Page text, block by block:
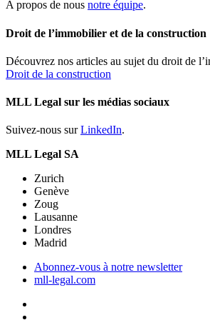
A propos de nous notre équipe.
Droit de l’immobilier et de la construction
Découvrez nos articles au sujet du droit de
Droit de la construction
MLL Legal sur les médias sociaux
Suivez-nous surLinkedIn.
MLL Legal SA
Zurich
Genève
Zoug
Lausanne
Londres
Madrid
Abonnez-vous à notre newsletter
mll-legal.com